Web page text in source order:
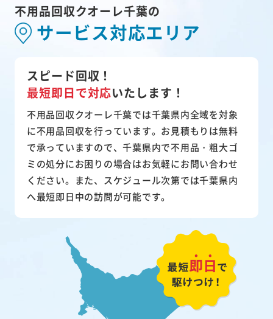
不用品回収クオーレ千葉の
サービス対応エリア
スピード回収！
最短即日で対応いたします！
不用品回収クオーレ千葉では千葉県内全域を対象
に不用品回収を行っています。お見積もりは無料
で承っていますので、千葉県内で不用品・粗大ゴ
ミの処分にお困りの場合はお気軽にお問い合わせ
ください。また、スケジュール次第では千葉県内
へ最短即日中の訪問が可能です。